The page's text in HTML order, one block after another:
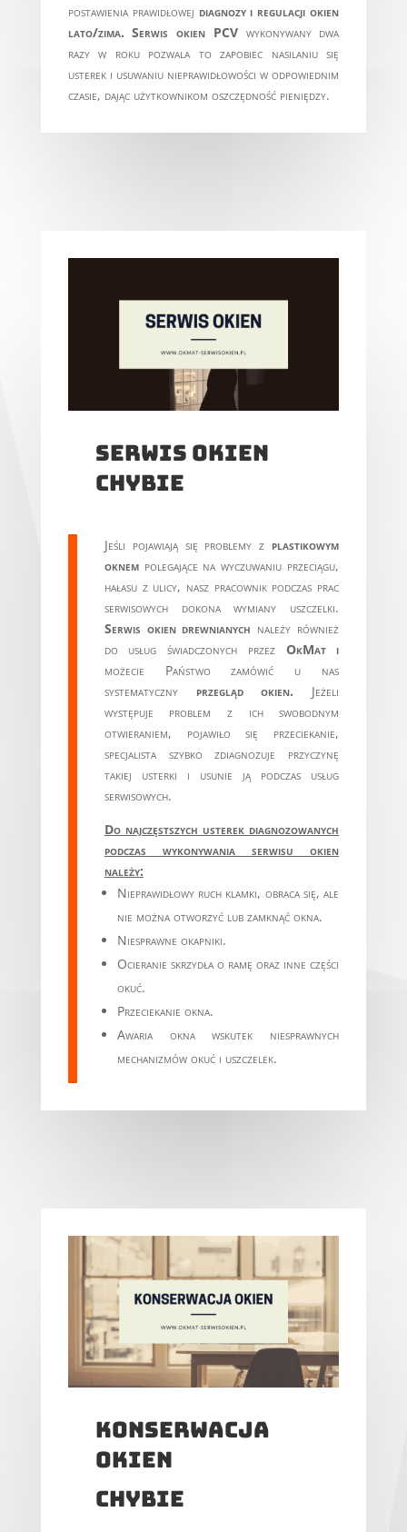
postawienia prawidłowej diagnozy i regulacji okien
lato/zima. Serwis okien PCVwykonywany dwa
razy w roku pozwala to zapobiec nasilaniu się
usterek i usuwaniu nieprawidłowości w odpowiednim
czasie, dając użytkownikom oszczędność pieniędzy.
Serwis okien
chybie
Jeśli pojawiają się problemy z plastikowym
oknempolegające na wyczuwaniu przeciągu,
hałasu z ulicy, nasz pracownik podczas prac
serwisowych dokona wymiany uszczelki.
Serwis okien drewnianych należy również
do usług świadczonych przez OkMat i
możecie Państwo zamówić u nas
systematyczny przegląd okien. Jeżeli
występuje problem z ich swobodnym
otwieraniem, pojawiło się przeciekanie,
specjalista szybko zdiagnozuje przyczynę
takiej usterki i usunie ją podczas usług
serwisowych.
Do najczęstszych usterek diagnozowanych
podczas wykonywania serwisu okien
należy:
Nieprawidłowy ruch klamki, obraca się, ale
nie można otworzyć lub zamknąć okna.
Niesprawne okapniki.
Ocieranie skrzydła o ramę oraz inne części
okuć.
Przeciekanie okna.
Awaria okna wskutek niesprawnych
mechanizmów okuć i uszczelek.
konserwacja
okien
chybie